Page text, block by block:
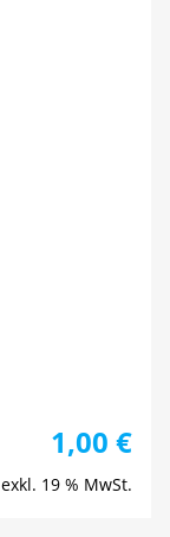
1,00 €
exkl. 19 % MwSt.